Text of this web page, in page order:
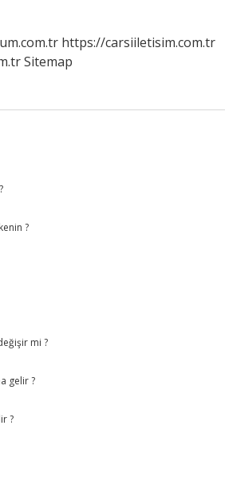
https://carsiiletisim.com.tr
Sitemap
?
mi ?
gelir ?
?